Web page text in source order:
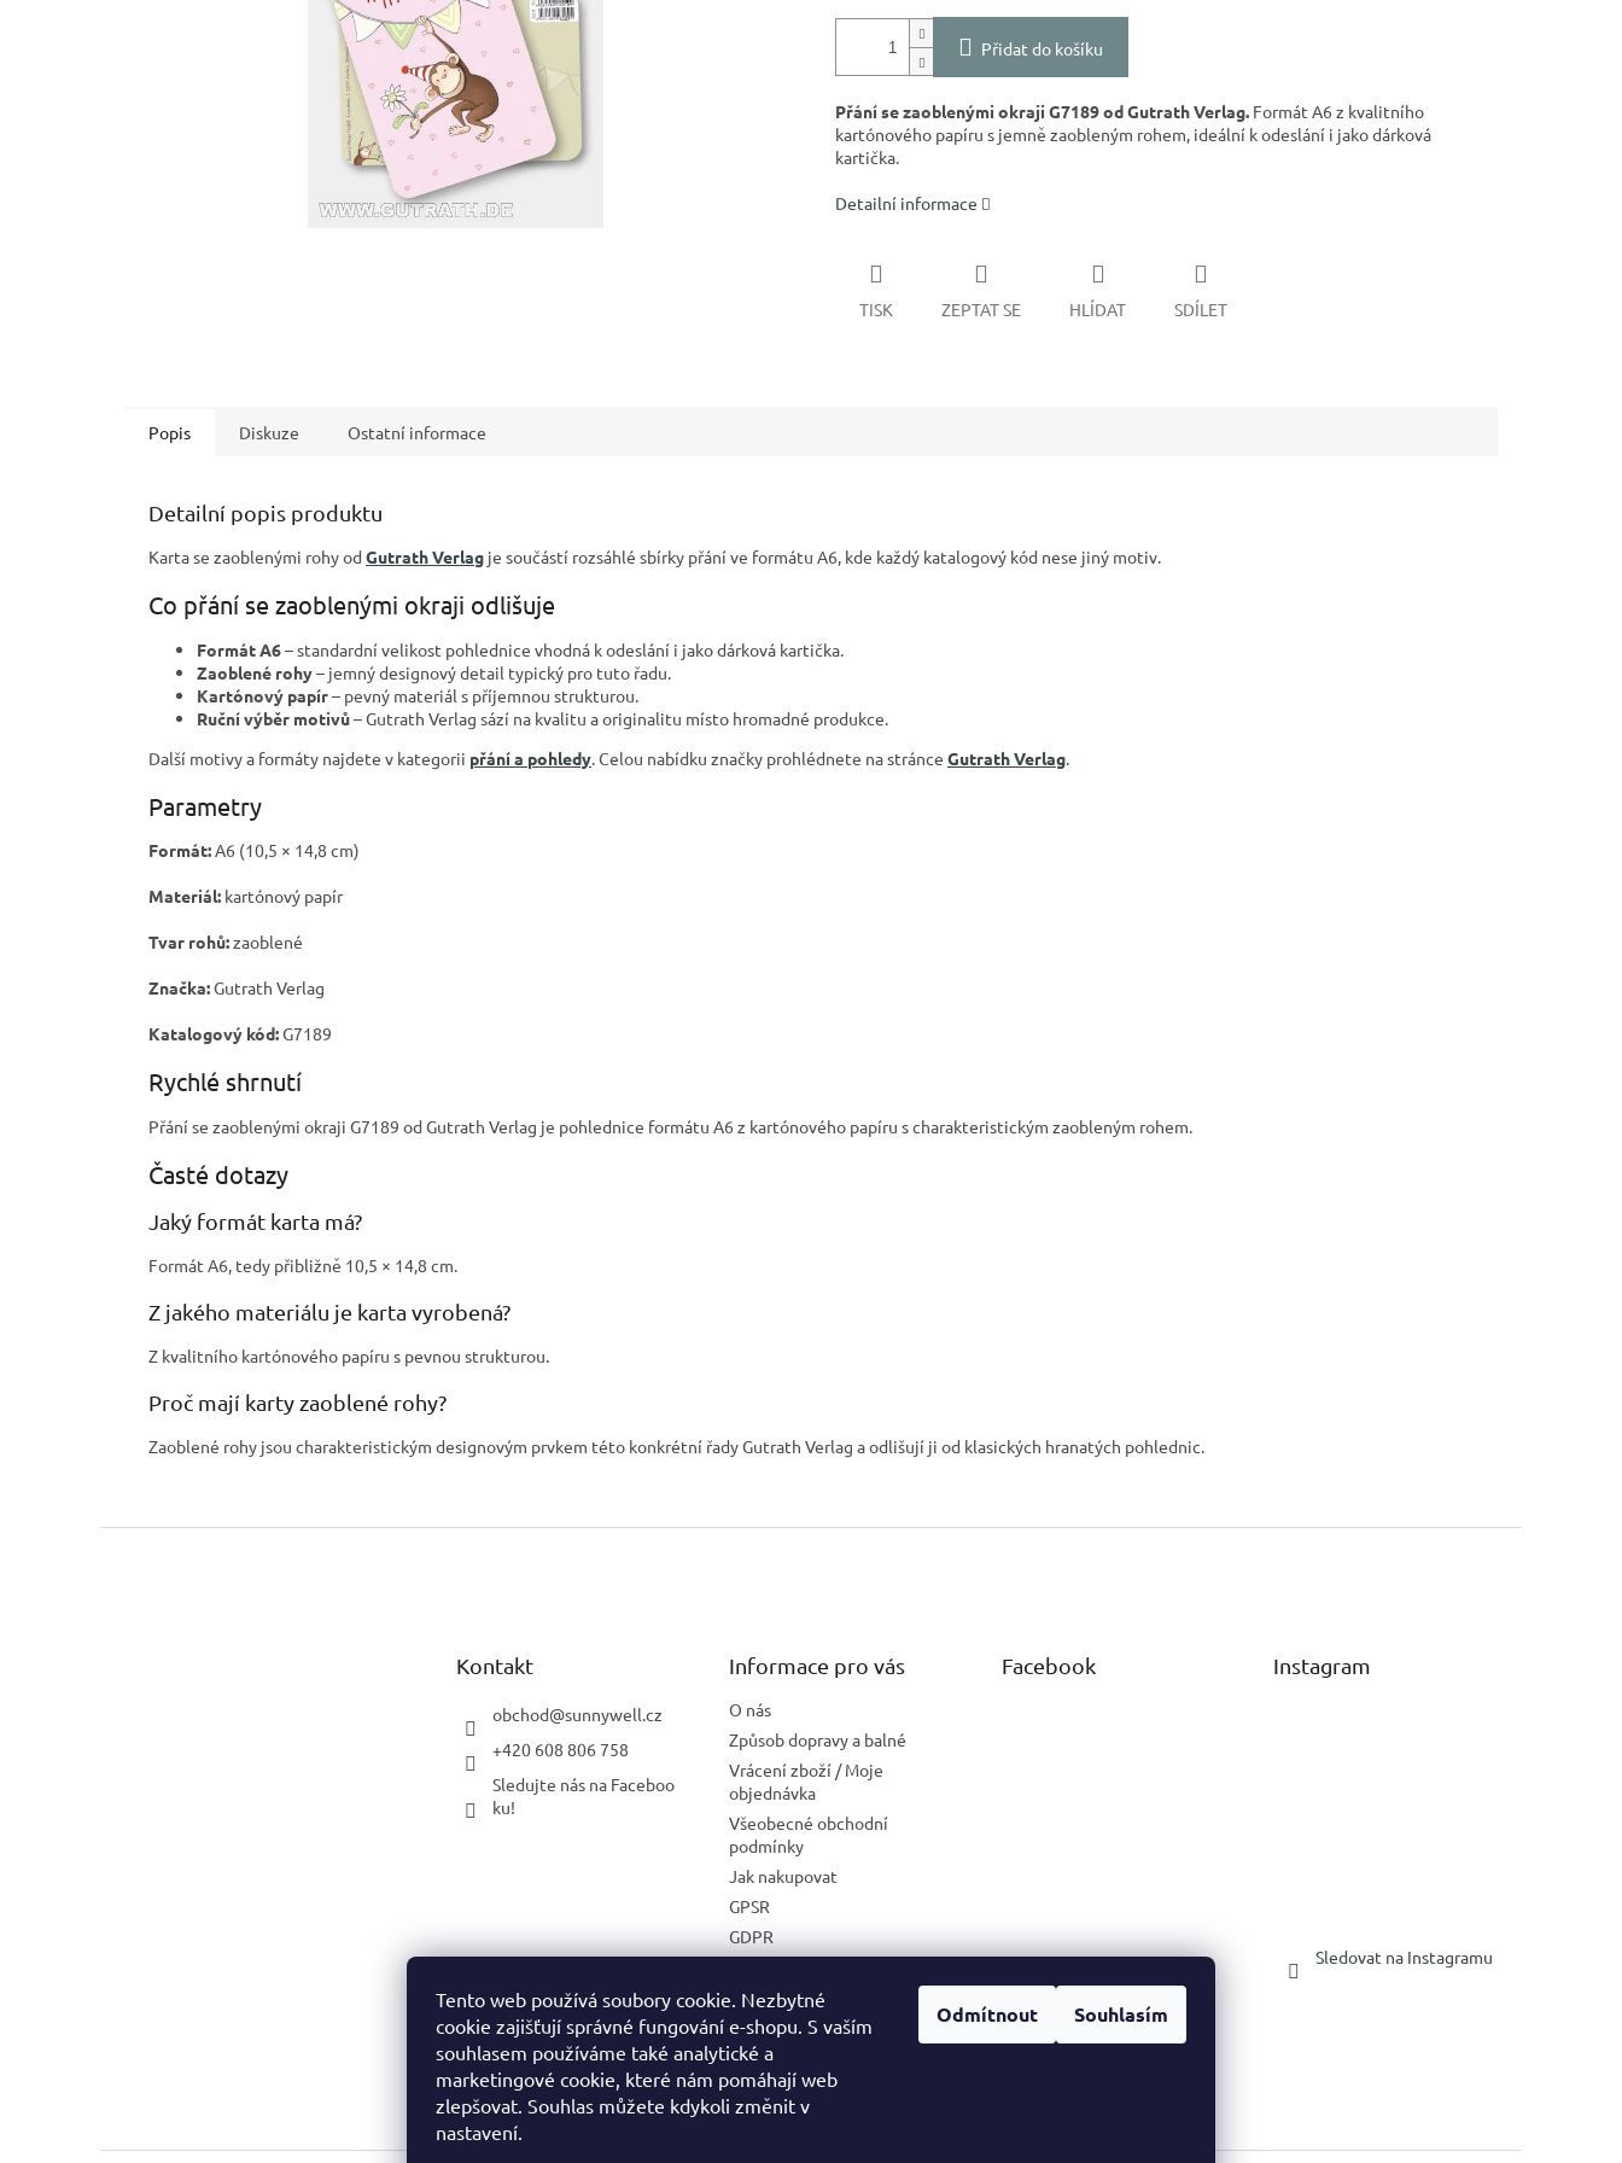
Tento web používá soubory cookie. Nezbytné
cookie zajišťují správné fungování e-shopu. S vaším
souhlasem používáme také analytické a
marketingové cookie, které nám pomáhají web
zlepšovat. Souhlas můžete kdykoli změnit v
nastavení.
Odmítnout Souhlasím
Přidat do košíku
Přání se zaoblenými okraji G7189 od Gutrath Verlag. Formát A6 z kvalitního
kartónového papíru s jemně zaobleným rohem, ideální k odeslání i jako dárková
kartička.
Detailní informace
TISK ZEPTAT SE HLÍDAT SDÍLET
Popis Diskuze Ostatní informace
Detailní popis produktu
Karta se zaoblenými rohy od Gutrath Verlag je součástí rozsáhlé sbírky přání ve formátu A6, kde každý katalogový kód nese jiný motiv.
Co přání se zaoblenými okraji odlišuje
Formát A6– standardní velikost pohlednice vhodná k odeslání i jako dárková kartička.
Zaoblené rohy– jemný designový detail typický pro tuto řadu.
Kartónový papír– pevný materiál s příjemnou strukturou.
Ruční výběr motivů– Gutrath Verlag sází na kvalitu a originalitu místo hromadné produkce.
Další motivy a formáty najdete v kategorii přání a pohledy. Celou nabídku značky prohlédnete na stránce Gutrath Verlag.
Parametry
Formát:A6 (10,5 × 14,8 cm)
Materiál: kartónový papír
Tvar rohů:zaoblené
Značka:Gutrath Verlag
Katalogový kód:G7189
Rychlé shrnutí
Přání se zaoblenými okraji G7189 od Gutrath Verlag je pohlednice formátu A6 z kartónového papíru s charakteristickým zaobleným rohem.
Časté dotazy
Jaký formát karta má?
Formát A6, tedy přibližně 10,5 × 14,8 cm.
Z jakého materiálu je karta vyrobená?
Z kvalitního kartónového papíru s pevnou strukturou.
Proč mají karty zaoblené rohy?
Zaoblené rohy jsou charakteristickým designovým prvkem této konkrétní řady Gutrath Verlag a odlišují ji od klasických hranatých pohlednic.
Kontakt
obchod@sunnywell.cz
+420 608 806 758
Sledujte nás na Faceboo
ku!
Informace pro vás
O nás
Způsob dopravy a balné
Vrácení zboží / Moje
objednávka
Všeobecné obchodní
podmínky
Jak nakupovat
GPSR
GDPR
Velkoobchodní spolupráce
Facebook Instagram
Sledovat na Instagramu
MEDIA KIT